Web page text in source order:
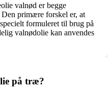
valnød er begge
primære forskel er, at
formuleret til brug på
valnødolie kan anvendes
på træ?